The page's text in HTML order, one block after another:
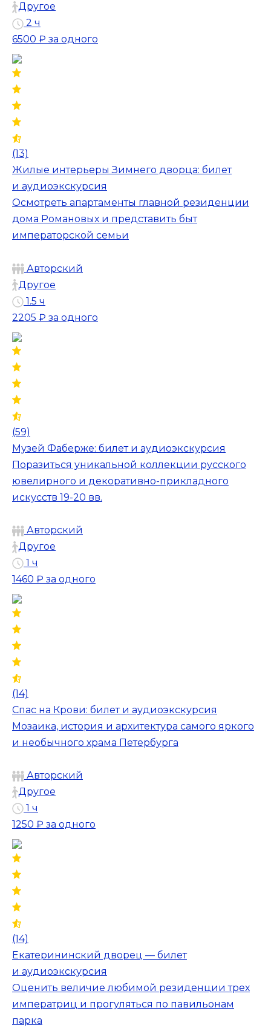
Другое
2 ч
6500 ₽ за одного
(13)
Жилые интерьеры Зимнего дворца: билет
и аудиоэкскурсия
Осмотреть апартаменты главной резиденции
дома Романовых и представить быт
императорской семьи
Авторский
Другое
1.5 ч
2205 ₽ за одного
(59)
Музей Фаберже: билет и аудиоэкскурсия
Поразиться уникальной коллекции русского
ювелирного и декоративно-прикладного
искусств 19-20 вв.
Авторский
Другое
1 ч
1460 ₽ за одного
(14)
Спас на Крови: билет и аудиоэкскурсия
Мозаика, история и архитектура самого яркого
и необычного храма Петербурга
Авторский
Другое
1 ч
1250 ₽ за одного
(14)
Екатерининский дворец — билет
и аудиоэкскурсия
Оценить величие любимой резиденции трех
императриц и прогуляться по павильонам
парка